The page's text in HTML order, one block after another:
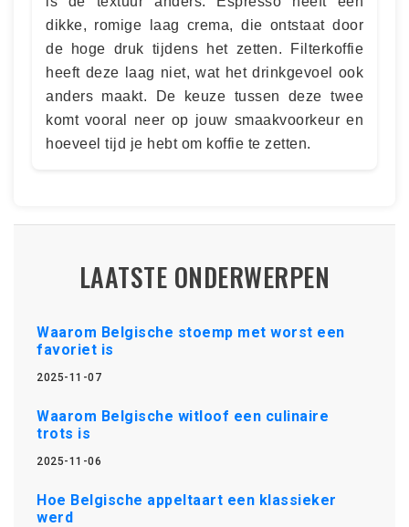
dikke, romige laag crema, die ontstaat door
de hoge druk tijdens het zetten. Filterkoffie
heeft deze laag niet, wat het drinkgevoel ook
anders maakt. De keuze tussen deze twee
komt vooral neer op jouw smaakvoorkeur en
hoeveel tijd je hebt om koffie te zetten.
LAATSTE ONDERWERPEN
Waarom Belgische stoemp met worst een
favoriet is
2025-11-07
Waarom Belgische witloof een culinaire
trots is
2025-11-06
Hoe Belgische appeltaart een klassieker
werd